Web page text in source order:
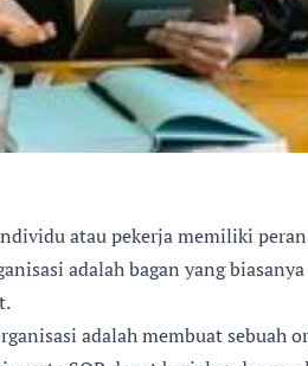
atau pekerja memiliki
adalah bagan yang
adalah membuat sebuah